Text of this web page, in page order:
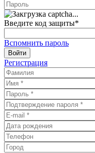
Введите код защиты*
Вспомнить пароль
Войти
Регистрация